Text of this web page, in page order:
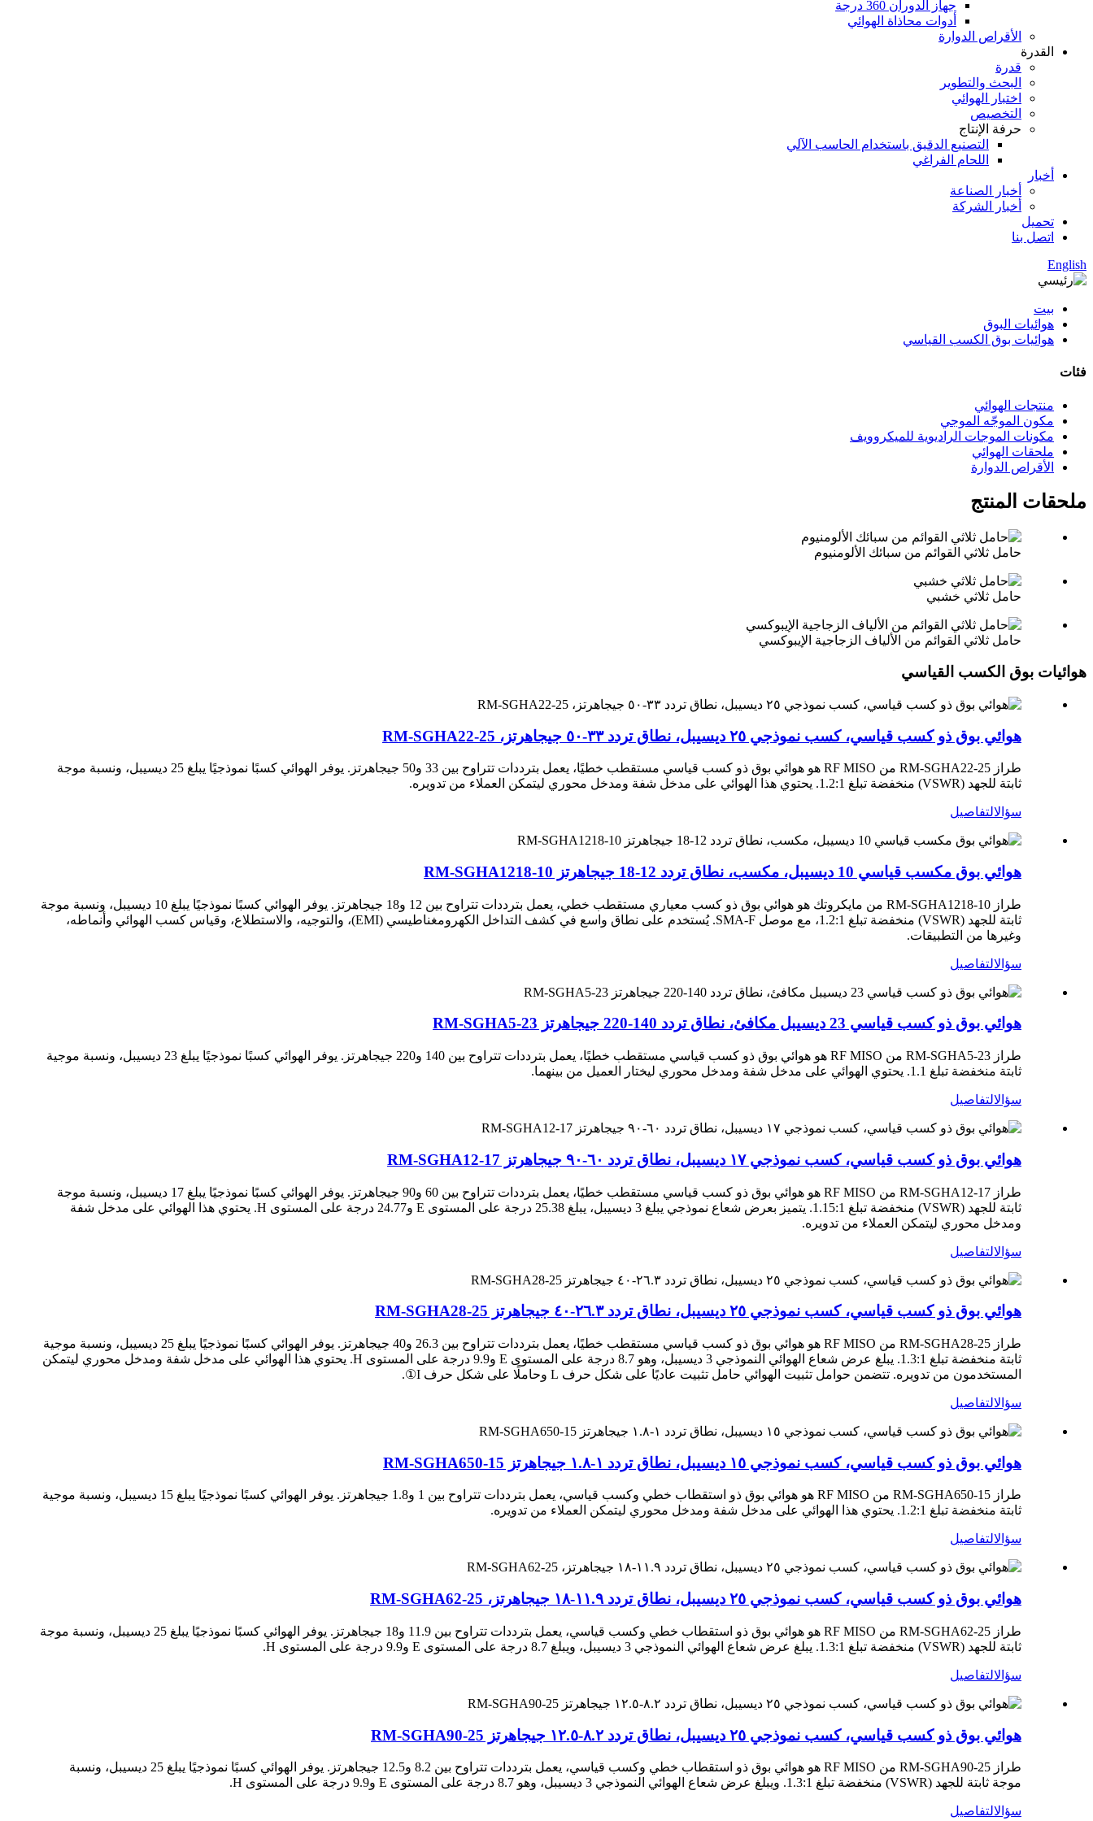
جهاز الدوران 360 درجة
أدوات محاذاة الهوائي
الأقراص الدوارة
القدرة
قدرة
البحث والتطوير
اختبار الهوائي
التخصيص
حرفة الإنتاج
التصنيع الدقيق باستخدام الحاسب الآلي
اللحام الفراغي
أخبار
أخبار الصناعة
أخبار الشركة
تحميل
اتصل بنا
English
بيت
هوائيات البوق
هوائيات بوق الكسب القياسي
فئات
منتجات الهوائي
مكون الموجّه الموجي
مكونات الموجات الراديوية للميكروويف
ملحقات الهوائي
الأقراص الدوارة
ملحقات المنتج
حامل ثلاثي القوائم من سبائك الألومنيوم
حامل ثلاثي خشبي
حامل ثلاثي القوائم من الألياف الزجاجية الإيبوكسي
هوائيات بوق الكسب القياسي
هوائي بوق ذو كسب قياسي، كسب نموذجي ٢٥ ديسيبل، نطاق تردد ٣٣-٥٠ جيجاهرتز، RM-SGHA22-25
طراز RM-SGHA22-25 من RF MISO هو هوائي بوق ذو كسب قياسي مستقطب خطيًا، يعمل بترددات تتراوح بين 33 و50 جيجاهرتز. يوفر الهوائي كسبًا نموذجيًا يبلغ 25 ديسيبل، ونسبة موجة
ثابتة للجهد (VSWR) منخفضة تبلغ 1.2:1. يحتوي هذا الهوائي على مدخل شفة ومدخل محوري ليتمكن العملاء من تدويره.
سؤالالتفاصيل
هوائي بوق مكسب قياسي 10 ديسيبل، مكسب، نطاق تردد 12-18 جيجاهرتز RM-SGHA1218-10
طراز RM-SGHA1218-10 من مايكروتك هو هوائي بوق ذو كسب معياري مستقطب خطي، يعمل بترددات تتراوح بين 12 و18 جيجاهرتز. يوفر الهوائي كسبًا نموذجيًا يبلغ 10 ديسيبل، ونسبة موجة
ثابتة للجهد (VSWR) منخفضة تبلغ 1.2:1، مع موصل SMA-F. يُستخدم على نطاق واسع في كشف التداخل الكهرومغناطيسي (EMI)، والتوجيه، والاستطلاع، وقياس كسب الهوائي وأنماطه،
وغيرها من التطبيقات.
سؤالالتفاصيل
هوائي بوق ذو كسب قياسي 23 ديسيبل مكافئ، نطاق تردد 140-220 جيجاهرتز RM-SGHA5-23
طراز RM-SGHA5-23 من RF MISO هو هوائي بوق ذو كسب قياسي مستقطب خطيًا، يعمل بترددات تتراوح بين 140 و220 جيجاهرتز. يوفر الهوائي كسبًا نموذجيًا يبلغ 23 ديسيبل، ونسبة موجية
ثابتة منخفضة تبلغ 1.1. يحتوي الهوائي على مدخل شفة ومدخل محوري ليختار العميل من بينهما.
سؤالالتفاصيل
هوائي بوق ذو كسب قياسي، كسب نموذجي ١٧ ديسيبل، نطاق تردد ٦٠-٩٠ جيجاهرتز RM-SGHA12-17
طراز RM-SGHA12-17 من RF MISO هو هوائي بوق ذو كسب قياسي مستقطب خطيًا، يعمل بترددات تتراوح بين 60 و90 جيجاهرتز. يوفر الهوائي كسبًا نموذجيًا يبلغ 17 ديسيبل، ونسبة موجة
ثابتة للجهد (VSWR) منخفضة تبلغ 1.15:1. يتميز بعرض شعاع نموذجي يبلغ 3 ديسيبل، يبلغ 25.38 درجة على المستوى E و24.77 درجة على المستوى H. يحتوي هذا الهوائي على مدخل شفة
ومدخل محوري ليتمكن العملاء من تدويره.
سؤالالتفاصيل
هوائي بوق ذو كسب قياسي، كسب نموذجي ٢٥ ديسيبل، نطاق تردد ٢٦.٣-٤٠ جيجاهرتز RM-SGHA28-25
طراز RM-SGHA28-25 من RF MISO هو هوائي بوق ذو كسب قياسي مستقطب خطيًا، يعمل بترددات تتراوح بين 26.3 و40 جيجاهرتز. يوفر الهوائي كسبًا نموذجيًا يبلغ 25 ديسيبل، ونسبة موجية
ثابتة منخفضة تبلغ 1.3:1. يبلغ عرض شعاع الهوائي النموذجي 3 ديسيبل، وهو 8.7 درجة على المستوى E و9.9 درجة على المستوى H. يحتوي هذا الهوائي على مدخل شفة ومدخل محوري ليتمكن
المستخدمون من تدويره. تتضمن حوامل تثبيت الهوائي حامل تثبيت عاديًا على شكل حرف L وحاملًا على شكل حرف I①.
سؤالالتفاصيل
هوائي بوق ذو كسب قياسي، كسب نموذجي ١٥ ديسيبل، نطاق تردد ١-١.٨ جيجاهرتز RM-SGHA650-15
طراز RM-SGHA650-15 من RF MISO هو هوائي بوق ذو استقطاب خطي وكسب قياسي، يعمل بترددات تتراوح بين 1 و1.8 جيجاهرتز. يوفر الهوائي كسبًا نموذجيًا يبلغ 15 ديسيبل، ونسبة موجية
ثابتة منخفضة تبلغ 1.2:1. يحتوي هذا الهوائي على مدخل شفة ومدخل محوري ليتمكن العملاء من تدويره.
سؤالالتفاصيل
هوائي بوق ذو كسب قياسي، كسب نموذجي ٢٥ ديسيبل، نطاق تردد ١١.٩-١٨ جيجاهرتز، RM-SGHA62-25
طراز RM-SGHA62-25 من RF MISO هو هوائي بوق ذو استقطاب خطي وكسب قياسي، يعمل بترددات تتراوح بين 11.9 و18 جيجاهرتز. يوفر الهوائي كسبًا نموذجيًا يبلغ 25 ديسيبل، ونسبة موجة
ثابتة للجهد (VSWR) منخفضة تبلغ 1.3:1. يبلغ عرض شعاع الهوائي النموذجي 3 ديسيبل، ويبلغ 8.7 درجة على المستوى E و9.9 درجة على المستوى H.
سؤالالتفاصيل
هوائي بوق ذو كسب قياسي، كسب نموذجي ٢٥ ديسيبل، نطاق تردد ٨.٢-١٢.٥ جيجاهرتز RM-SGHA90-25
طراز RM-SGHA90-25 من RF MISO هو هوائي بوق ذو استقطاب خطي وكسب قياسي، يعمل بترددات تتراوح بين 8.2 و12.5 جيجاهرتز. يوفر الهوائي كسبًا نموذجيًا يبلغ 25 ديسيبل، ونسبة
موجة ثابتة للجهد (VSWR) منخفضة تبلغ 1.3:1. ويبلغ عرض شعاع الهوائي النموذجي 3 ديسيبل، وهو 8.7 درجة على المستوى E و9.9 درجة على المستوى H.
سؤالالتفاصيل